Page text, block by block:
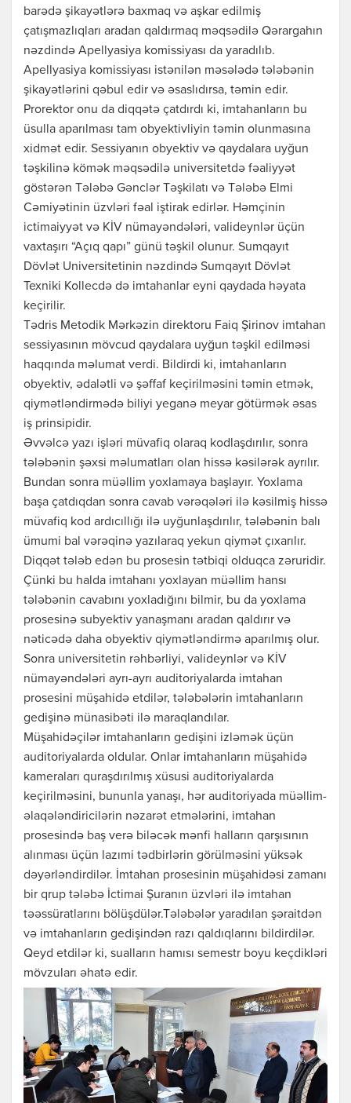
barədə şikayətlərə baxmaq və aşkar edilmiş
çatışmazlıqları aradan qaldırmaq məqsədilə Qərargahın
nəzdində Apellyasiya komissiyası da yaradılıb.
Apellyasiya komissiyası istənilən məsələdə tələbənin
şikayətlərini qəbul edir və əsaslıdırsa, təmin edir.
Prorektor onu da diqqətə çatdırdı ki, imtahanların bu
üsulla aparılması tam obyektivliyin təmin olunmasına
xidmət edir. Sessiyanın obyektiv və qaydalara uyğun
təşkilinə kömək məqsədilə universitetdə fəaliyyət
göstərən Tələbə Gənclər Təşkilatı və Tələbə Elmi
Cəmiyətinin üzvləri fəal iştirak edirlər. Həmçinin
ictimaiyyət və KİV nümayəndələri, valideynlər üçün
vaxtaşırı “Açıq qapı” günü təşkil olunur. Sumqayıt
Dövlət Universitetinin nəzdində Sumqayıt Dövlət
Texniki Kollecdə də imtahanlar eyni qaydada həyata
keçirilir.
Tədris Metodik Mərkəzin direktoru Faiq Şirinov imtahan
sessiyasının mövcud qaydalara uyğun təşkil edilməsi
haqqında məlumat verdi. Bildirdi ki, imtahanların
obyektiv, ədalətli və şəffaf keçirilməsini təmin etmək,
qiymətləndirmədə biliyi yeganə meyar götürmək əsas
iş prinsipidir.
Əvvəlcə yazı işləri müvafiq olaraq kodlaşdırılır, sonra
tələbənin şəxsi məlumatları olan hissə kəsilərək ayrılır.
Bundan sonra müəllim yoxlamaya başlayır. Yoxlama
başa çatdıqdan sonra cavab vərəqələri ilə kəsilmiş hissə
müvafiq kod ardıcıllığı ilə uyğunlaşdırılır, tələbənin balı
ümumi bal vərəqinə yazılaraq yekun qiymət çıxarılır.
Diqqət tələb edən bu prosesin tətbiqi olduqca zəruridir.
Çünki bu halda imtahanı yoxlayan müəllim hansı
tələbənin cavabını yoxladığını bilmir, bu da yoxlama
prosesinə subyektiv yanaşmanı aradan qaldırır və
nəticədə daha obyektiv qiymətləndirmə aparılmış olur.
Sonra universitetin rəhbərliyi, valideynlər və KİV
nümayəndələri ayrı-ayrı auditoriyalarda imtahan
prosesini müşahidə etdilər, tələbələrin imtahanların
gedişinə münasibəti ilə maraqlandılar.
Müşahidəçilər imtahanların gedişini izləmək üçün
auditoriyalarda oldular. Onlar imtahanların müşahidə
kameraları quraşdırılmış xüsusi auditoriyalarda
keçirilməsini, bununla yanaşı, hər auditoriyada müəllim-
əlaqələndiricilərin nəzarət etmələrini, imtahan
prosesində baş verə biləcək mənfi halların qarşısının
alınması üçün lazımi tədbirlərin görülməsini yüksək
dəyərləndirdilər. İmtahan prosesinin müşahidəsi zamanı
bir qrup tələbə İctimai Şuranın üzvləri ilə imtahan
təəssüratlarını bölüşdülər.Tələbələr yaradılan şəraitdən
və imtahanların gedişindən razı qaldıqlarını bildirdilər.
Qeyd etdilər ki, sualların hamısı semestr boyu keçdikləri
mövzuları əhatə edir.